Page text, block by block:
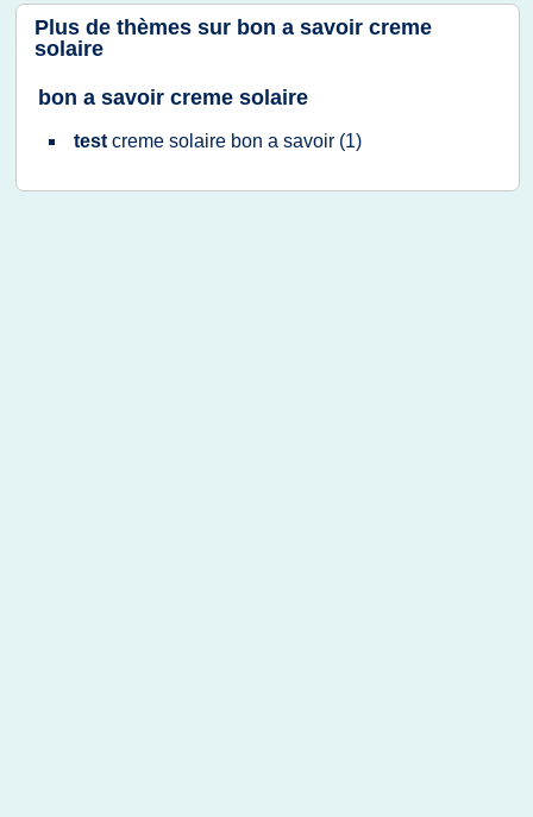
Plus de thèmes sur bon a savoir creme
solaire
bon a savoir creme solaire
test creme solaire bon a savoir (1)